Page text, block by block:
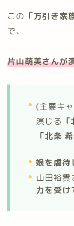
この 「万引き
で、
片山萌美さんが
(主要キ
演じる
「北条 希
娘を虐待
山田裕貴
力を受け